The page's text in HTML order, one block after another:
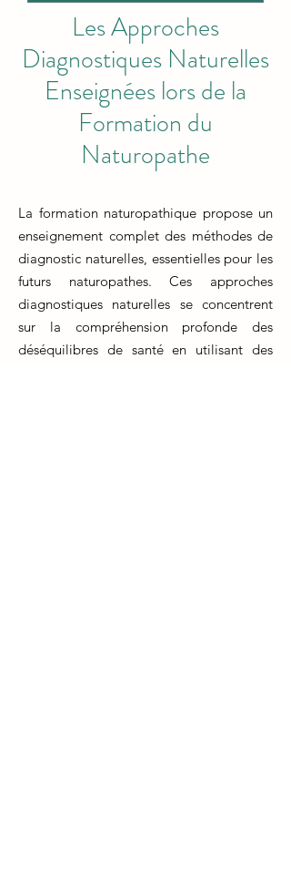
Les Approches
Diagnostiques Naturelles
Enseignées lors de la
Formation du
Naturopathe
La formation naturopathique propose un
enseignement complet des méthodes de
diagnostic naturelles, essentielles pour les
futurs naturopathes. Ces approches
diagnostiques naturelles se concentrent
sur la compréhension profonde des
déséquilibres de santé en utilisant des